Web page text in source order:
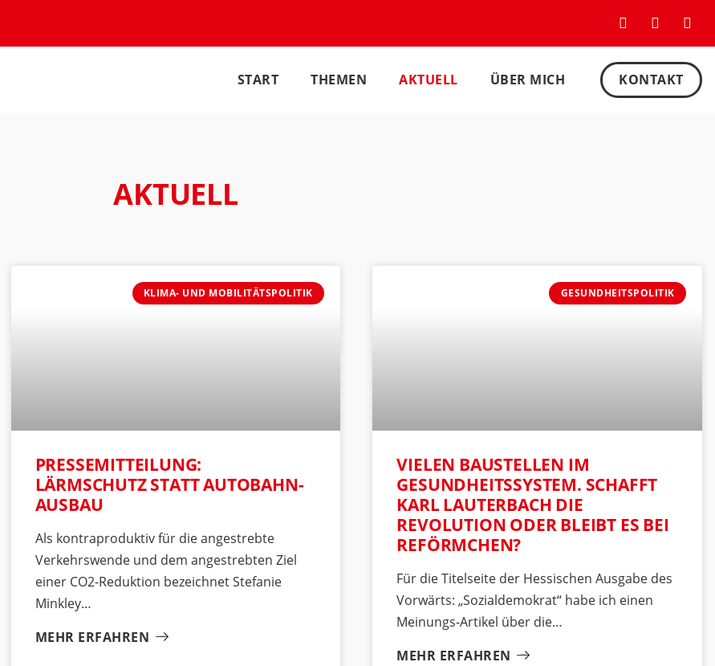
START THEMEN AKTUELL ÜBER MICH KONTAKT
AKTUELL
KLIMA- UND MOBILITÄTSPOLITIK
PRESSEMITTEILUNG:
LÄRMSCHUTZ STATT AUTOBAHN-
AUSBAU
Als kontraproduktiv für die angestrebte
Verkehrswende und dem angestrebten Ziel
einer CO2-Reduktion bezeichnet Stefanie
Minkley
MEHR ERFAHREN
GESUNDHEITSPOLITIK
VIELEN BAUSTELLEN IM
GESUNDHEITSSYSTEM. SCHAFFT
KARL LAUTERBACH DIE
REVOLUTION ODER BLEIBT ES BEI
REFÖRMCHEN?
Für die Titelseite der Hessischen Ausgabe des
Vorwärts: „Sozialdemokrat“ habe ich einen
Meinungs-Artikel über die
MEHR ERFAHREN